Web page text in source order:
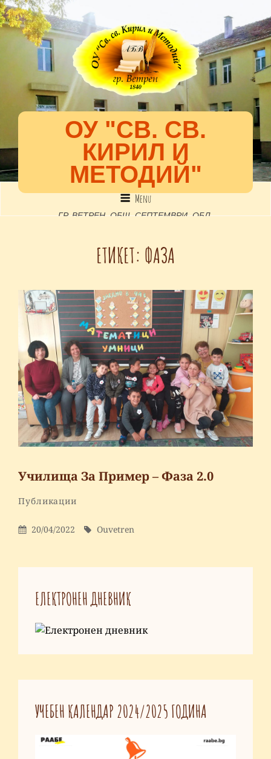
ОУ "СВ. СВ.
КИРИЛ И
МЕТОДИЙ"
ГР. ВЕТРЕН, ОБЩ. СЕПТЕМВРИ, ОБЛ.
1301891@EDU.MON.BG
Search
for:
Search
Menu
ЕТИКЕТ: ФАЗА
Училища За Пример – Фаза 2.0
Categories
Публикации
comment
пример
Фаза
Posted
20/04/2022 By
Ouvetren
ЕЛЕКТРОНЕН ДНЕВНИК
УЧЕБЕН КАЛЕНДАР 2024/2025 ГОДИНА